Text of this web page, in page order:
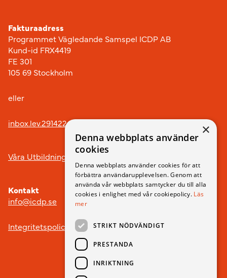
Fakturaadress
Programmet Vägledande Samspel ICDP AB
Kund-id FRX4419
FE 301
105 69 Stockholm
eller
inbox.lev.291422@arkivplats.se
Våra Utbildningar
Kontakt
info@icdp.se
Integritetspolicy
×
Denna webbplats använder
cookies
Denna webbplats använder cookies för att
förbättra användarupplevelsen. Genom att
använda vår webbplats samtycker du till alla
cookies i enlighet med vår cookiepolicy. Läs
mer
STRIKT NÖDVÄNDIGT
PRESTANDA
INRIKTNING